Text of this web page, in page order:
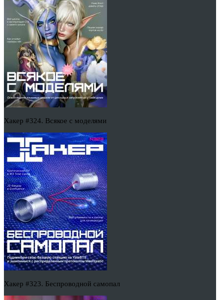
Хакер #324. Всякое с моделями
Хакер #323. Беспроводной самопал